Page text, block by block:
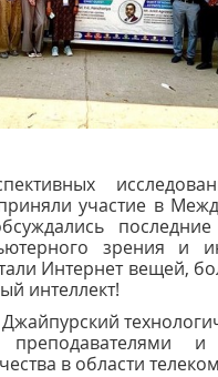
участие в
зрения и
Интернет вещей,
интеллект!
и
в области